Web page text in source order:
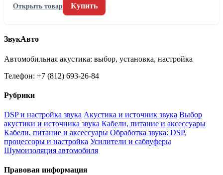
Открыть товар
Купить
ЗвукАвто
Автомобильная акустика: выбор, установка, настройка
Телефон: +7 (812) 693-26-84
Рубрики
DSP и настройка звука Акустика и источник звука Выбор
акустики и источника звука Кабели, питание и аксессуары
Кабели, питание и аксессуары Обработка звука: DSP,
процессоры и настройка Усилители и сабвуферы
Шумоизоляция автомобиля
Правовая информация